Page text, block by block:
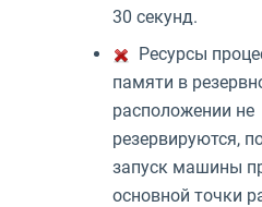
30 секунд.
Ресурсы
памяти в
расположении не
резервируются,
запуск машины
основной точки